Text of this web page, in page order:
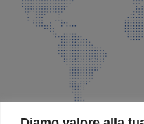
Via Padre Elzi, 32
035 525015
035 335037
info@faeg.it